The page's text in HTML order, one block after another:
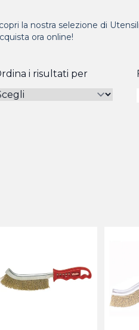
la nostra selezione di
ora online!
i risultati per